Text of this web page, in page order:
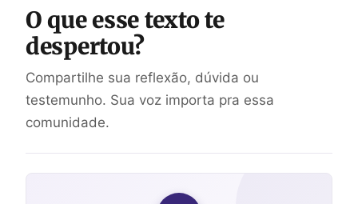
O que esse texto te
despertou?
Compartilhe sua reflexão, dúvida ou
testemunho. Sua voz importa pra essa
comunidade.